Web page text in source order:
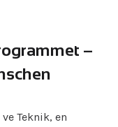
–
Teknik, en